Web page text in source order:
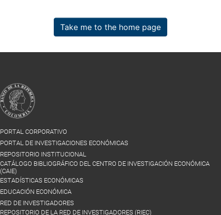
Take me to the home page
PORTAL CORPORATIVO
PORTAL DE INVESTIGACIONES ECONÓMICAS
REPOSITORIO INSTITUCIONAL
CATÁLOGO BIBLIOGRÁFICO DEL CENTRO DE INVESTIGACIÓN ECONÓMICA
(CAIE)
ESTADÍSTICAS ECONÓMICAS
EDUCACIÓN ECONÓMICA
RED DE INVESTIGADORES
REPOSITORIO DE LA RED DE INVESTIGADORES (RIEC)